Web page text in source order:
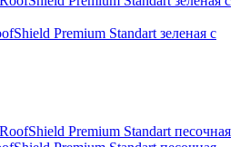
Premium Standart зеленая с